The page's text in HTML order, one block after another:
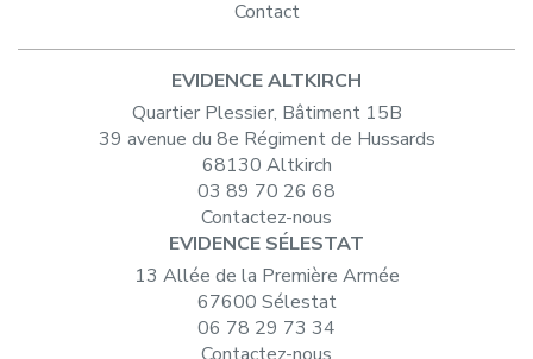
Contact
EVIDENCE ALTKIRCH
Quartier Plessier, Bâtiment 15B
39 avenue du 8e Régiment de Hussards
68130 Altkirch
03 89 70 26 68
Contactez-nous
EVIDENCE SÉLESTAT
13 Allée de la Première Armée
67600 Sélestat
06 78 29 73 34